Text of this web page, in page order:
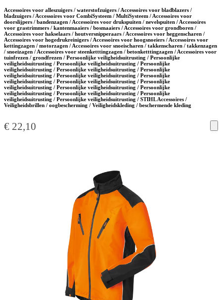
Accessoires voor alleszuigers / waterstofzuigers / Accessoires voor bladblazers /
bladzuigers / Accessoires voor CombiSysteem / MultiSysteem / Accessoires voor
doorslijpers / bandenzagen / Accessoires voor drukspuiten / nevelspuiten / Accessoires
voor grastrimmers / kantenmaaiers / bosmaaiers / Accessoires voor grondboren /
Accessoires voor hakselaars / houtversnipperaars / Accessoires voor heggenscharen /
Accessoires voor hogedrukreinigers / Accessoires voor hoogsnoeiers / Accessoires voor
kettingzagen / motorzagen / Accessoires voor snoeischaren / takkenscharen / takkenzagen
/ snoeizagen / Accessoires voor steenketttingzagen / betonketttingzagen / Accessoires voor
tuinfrezen / grondfrezen / Persoonlijke veiligheidsuitrusting / Persoonlijke
veiligheidsuitrusting / Persoonlijke veiligheidsuitrusting / Persoonlijke
veiligheidsuitrusting / Persoonlijke veiligheidsuitrusting / Persoonlijke
veiligheidsuitrusting / Persoonlijke veiligheidsuitrusting / Persoonlijke
veiligheidsuitrusting / Persoonlijke veiligheidsuitrusting / Persoonlijke
veiligheidsuitrusting / Persoonlijke veiligheidsuitrusting / Persoonlijke
veiligheidsuitrusting / Persoonlijke veiligheidsuitrusting / Persoonlijke
veiligheidsuitrusting / Persoonlijke veiligheidsuitrusting / STIHL Accessoires /
Veiligheidsbrillen / oogbescherming / Veiligheidskleding / beschermende kleding
€ 22,10